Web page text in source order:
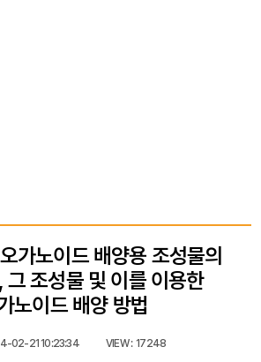
가노이드 배양용 조성물의
그 조성물 및 이를 이용한
노이드 배양 방법
02-21 10:23:34 VIEW : 17248